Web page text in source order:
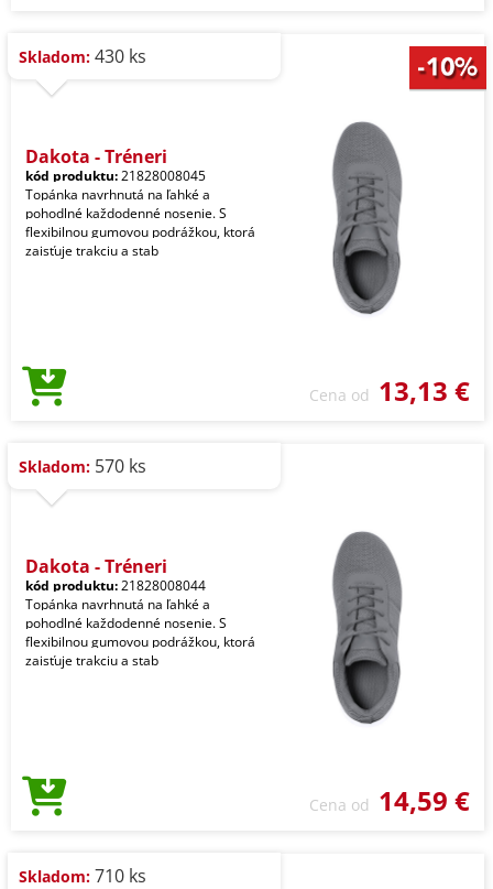
Skladom: 430 ks
Dakota - Tréneri
kód produktu:21828008045
Topánka navrhnutá na ľahké a
pohodlné každodenné nosenie. S
flexibilnou gumovou podrážkou, ktorá
zaisťuje trakciu a stab
Cena od 13,13 €
Skladom: 570 ks
Dakota - Tréneri
kód produktu:21828008044
Topánka navrhnutá na ľahké a
pohodlné každodenné nosenie. S
flexibilnou gumovou podrážkou, ktorá
zaisťuje trakciu a stab
Cena od 14,59 €
Skladom: 710 ks